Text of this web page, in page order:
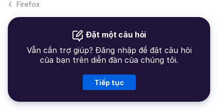
Firefox
Đặt một câu hỏi
Vẫn cần trợ giúp? Đăng nhập để đặt câu hỏi
của bạn trên diễn đàn của chúng tôi.
Tiếp tục